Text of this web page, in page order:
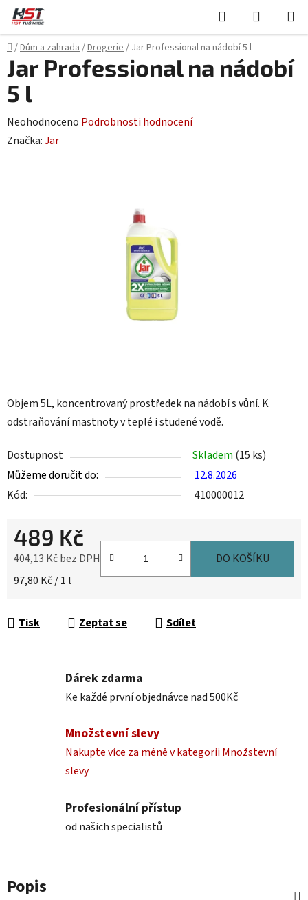
Přejít
obsah
Hledat
KOŠÍK
Domů
/Dům a zahrada/Drogerie/ Jar Professional na nádobí 5 l
Objem 5L, koncentrovaný prostředek na nádobí s vůní. K
odstraňování mastnoty v teplé i studené vodě.
Dostupnost Skladem (15 ks)
Můžeme doručit do:
12.8.2026
Kód:
410000012
489 Kč
404,13 Kč bez DPH
Měrná cena:
97,80 Kč / 1 l
DO KOŠÍKU
Tisk Zeptat se Sdílet
Jar Professional na nádobí
5 l
Průměrné
hodnocení
Neohodnoceno Podrobnosti hodnocení
Značka:Jar
Dárek zdarma
Ke každé první objednávce nad 500Kč
Množstevní slevy
Nakupte více za méně v kategorii Množstevní
slevy
Profesionální přístup
od našich specialistů
Popis